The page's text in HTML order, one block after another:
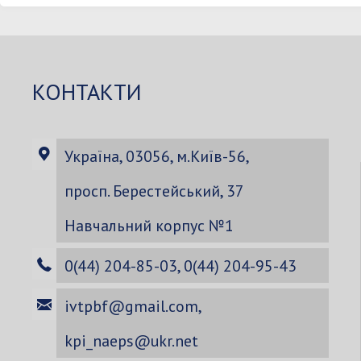
КОНТАКТИ
Україна, 03056, м.Київ-56,
просп. Берестейський, 37
Навчальний корпус №1
0(44) 204-85-03, 0(44) 204-95-43
ivtpbf@gmail.com,
kpi_naeps@ukr.net